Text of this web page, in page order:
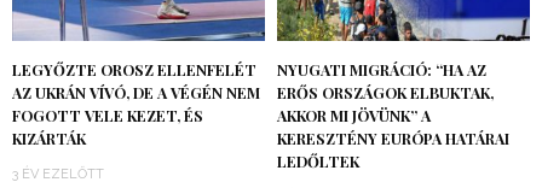
LEGYŐZTE OROSZ ELLENFELÉT
AZ UKRÁN VÍVÓ, DE A VÉGÉN NEM
FOGOTT VELE KEZET, ÉS
KIZÁRTÁK
3 ÉV EZELŐTT
NYUGATI MIGRÁCIÓ: “HA AZ
ERŐS ORSZÁGOK ELBUKTAK,
AKKOR MI JÖVÜNK” A
KERESZTÉNY EURÓPA HATÁRAI
LEDŐLTEK